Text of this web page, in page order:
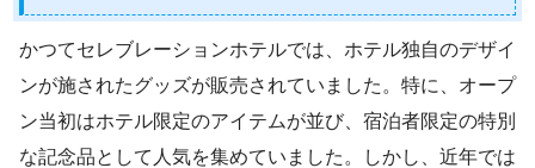
かつてセレブレーションホテルでは、ホテル独自のデザイ
ンが施されたグッズが販売されていました。特に、オープ
ン当初はホテル限定のアイテムが並び、宿泊者限定の特別
な記念品として人気を集めていました。しかし、近年では